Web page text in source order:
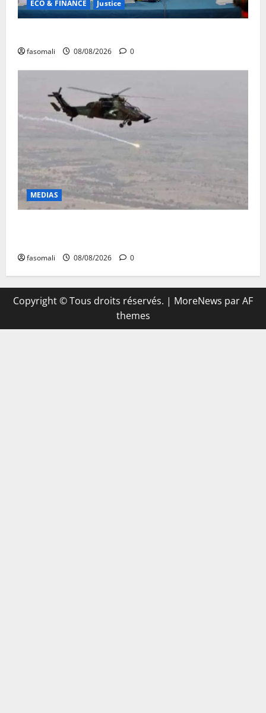
ECO & FINANCE Justice
fasomali 08/08/2026 0
MEDIAS
fasomali 08/08/2026 0
Copyright © Tous droits réservés. | MoreNews par AF
themes